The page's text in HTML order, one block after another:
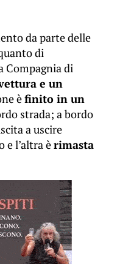
da parte delle
di
Compagnia di
e un
èfinito in un
strada; a bordo
a uscire
e l’altra èrimasta